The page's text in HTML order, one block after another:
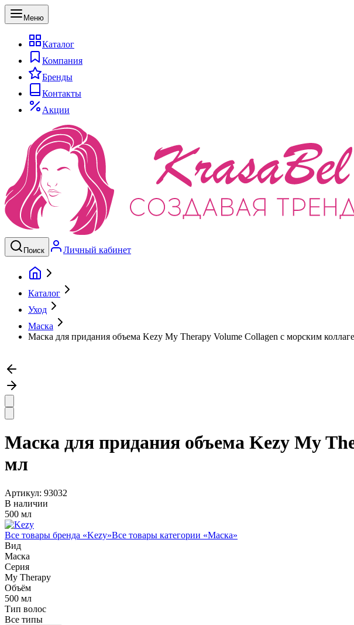
Меню
Каталог
Компания
Бренды
Контакты
Акции
Поиск Личный кабинет
Каталог
Уход
Маска
Маска для придания объема Kezy My Therapy Volume Collagen с морским
Маска для придания объема Kezy My
мл
Артикул: 93032
В наличии
500 мл
Все товары бренда «Kezy»Все товары категории «Маска»
Вид
Маска
Серия
My Therapy
Объём
500 мл
Тип волос
Все типы